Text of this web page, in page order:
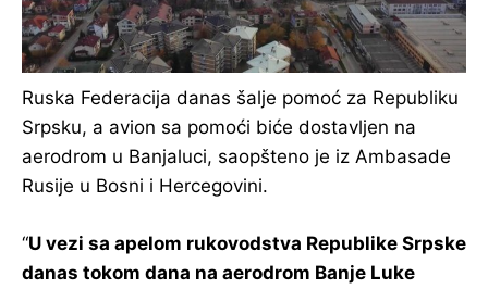
Ruska Federacija danas šalje pomoć za Republiku
Srpsku, a avion sa pomoći biće dostavljen na
aerodrom u Banjaluci, saopšteno je iz Ambasade
Rusije u Bosni i Hercegovini.
“U vezi sa apelom rukovodstva Republike Srpske
danas tokom dana na aerodrom Banje Luke